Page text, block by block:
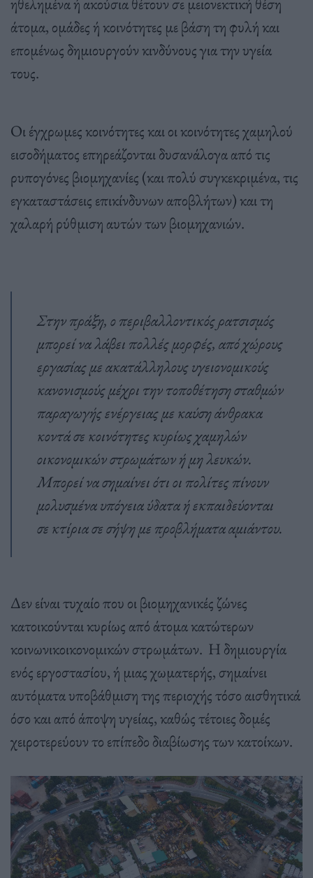
άτομα, ομάδες ή κοινότητες με βάση τη φυλή και
επομένως δημιουργούν κινδύνους για την υγεία
τους.
Οι έγχρωμες κοινότητες και οι κοινότητες χαμηλού
εισοδήματος επηρεάζονται δυσανάλογα από τις
ρυπογόνες βιομηχανίες (και πολύ συγκεκριμένα, τις
εγκαταστάσεις επικίνδυνων αποβλήτων) και τη
χαλαρή ρύθμιση αυτών των βιομηχανιών.
Στην πράξη, ο περιβαλλοντικός ρατσισμός
μπορεί να λάβει πολλές μορφές, από χώρους
εργασίας με ακατάλληλους υγειονομικούς
κανονισμούς μέχρι την τοποθέτηση σταθμών
παραγωγής ενέργειας με καύση άνθρακα
κοντά σε κοινότητες κυρίως χαμηλών
οικονομικών στρωμάτων ή μη λευκών.
Μπορεί να σημαίνει ότι οι πολίτες πίνουν
μολυσμένα υπόγεια ύδατα ή εκπαιδεύονται
σε κτίρια σε σήψη με προβλήματα αμιάντου.
Δεν είναι τυχαίο που οι βιομηχανικές ζώνες
κατοικούνται κυρίως από άτομα κατώτερων
κοινωνικοικονομικών στρωμάτων. Η δημιουργία
ενός εργοστασίου, ή μιας χωματερής, σημαίνει
αυτόματα υποβάθμιση της περιοχής τόσο αισθητικά
όσο και από άποψη υγείας, καθώς τέτοιες δομές
χειροτερεύουν το επίπεδο διαβίωσης των κατοίκων.